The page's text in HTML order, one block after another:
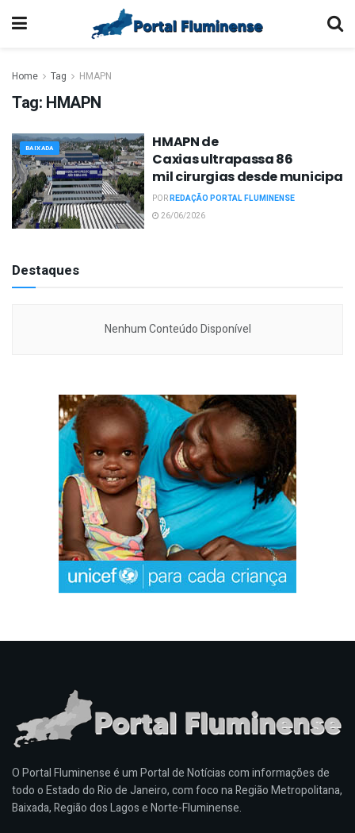
Home Tag HMAPN
Tag: HMAPN
BAIXADA
HMAPN de
Caxias ultrapassa 86
mil cirurgias desde
PORREDAÇÃO PORTAL FLUMINENSE
26/06/2026
Destaques
Nenhum Conteúdo Disponível
O Portal Fluminense é um Portal de Notícias com informações de
todo o Estado do Rio de Janeiro, com foco na Região Metropolitana,
Baixada, Região dos Lagos e Norte-Fluminense.